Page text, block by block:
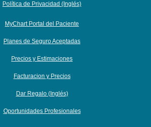
Política de Privacidad (Inglés)
MyChart Portal del Paciente
Planes de Seguro Aceptadas
Precios y Estimaciones
Facturacion y Precios
Dar Regalo (Inglés)
Oportunidades Profesionales